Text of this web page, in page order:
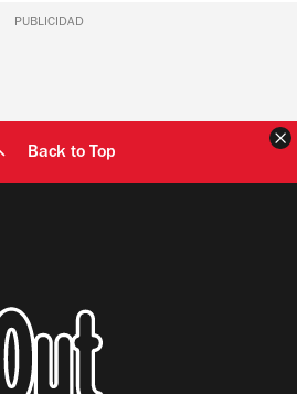
PUBLICIDAD
Back to Top